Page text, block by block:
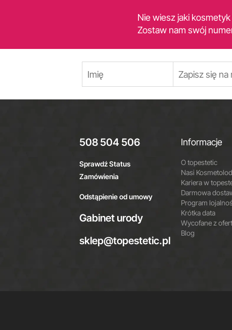
Nie wiesz jaki
Zostaw nam swój
508 504 506
Sprawdź Status
Zamówienia
Odstąpienie od umowy
Gabinet urody
sklep@topestetic.pl
Informacje
O topestetic
Nasi
Kariera w
Darmowa
Program
Krótka data
Wycofane z
Blog